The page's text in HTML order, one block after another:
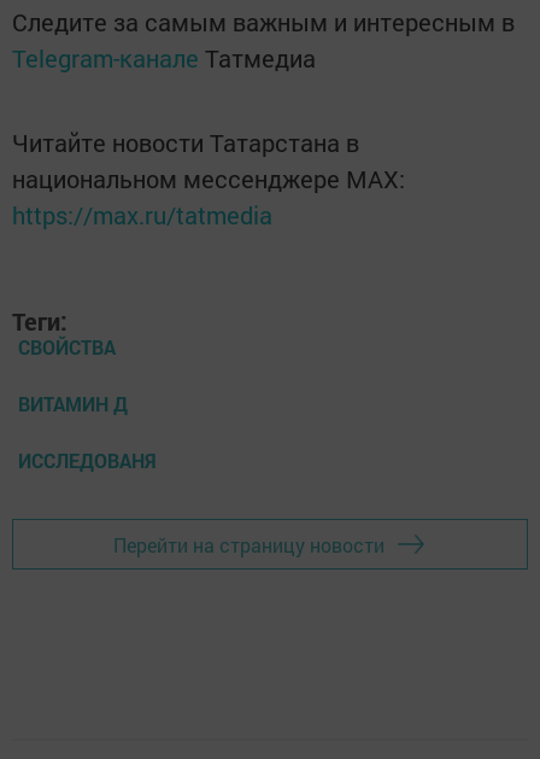
Следите за самым важным и интересным в
Telegram-канале Татмедиа
Читайте новости Татарстана в
национальном мессенджере MАХ:
https://max.ru/tatmedia
Теги:
СВОЙСТВА
ВИТАМИН Д
ИССЛЕДОВАНЯ
Перейти на страницу новости